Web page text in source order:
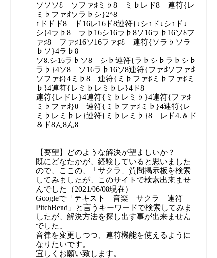
ソソソ8 ソファ♯ミ♭8 ミ♭レド8 連符{レ
ミ♭ファ♯ソラ♭シ}2^8
↑ドドド8 ド16レ16ド8連符{↓シ↑ド↓シ↑ド↓
シ}4ラ♭8 ラ♭16シ16ラ♭8ソ16ラ♭16ソ8フ
ァ♯8 ファ♯16ソ16ファ♯8 連符{ソラ♭ソラ
♭ソ}4ラ♭8
ソ8.シ16ラ♭ソ8 シ♭連符{ラ♭シ♭ラ♭シ♭
ラ♭}4ソ8 ソ16ラ♭16ソ8連符{ファ♯ソファ♯
ソファ♯}4ミ♭8 連符{ミ♭ファ♯ミ♭ファ♯ミ
♭}4連符{レミ♭レミ♭レ}4ド8
連符{レドレ}4連符{ミ♭レミ♭}4連符{ファ♯
ミ♭ファ♯}8 連符{ミ♭ファ♯ミ♭}4連符{レ
ミ♭レミ♭レ}連符{ミ♭レミ♭}8 レド4.＆ド
＆ド8ん8ん8
【要望】どのような解決が望ましいか？
既にどなたかが、経験していると思いました
ので、ここの、「サクラ」質問掲示板を検索
してみましたが、このサイトで検索出来ませ
んでした（2021/06/08現在）
Googleで「テキスト 音楽 サクラ 連符
PitchBend」と言うキーワードで検索してみま
したが、解決方法を探し出す事が出来ません
でした。
音律を変更しつつ、連符機能を使えるように
なりたいです。
宜しくお願い致します。